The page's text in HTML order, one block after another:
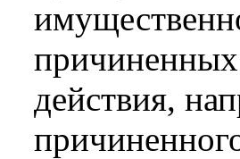
причиненных
действия,